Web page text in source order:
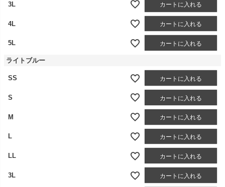
3L カートに入れる
4L カートに入れる
5L カートに入れる
ライトブルー
SS カートに入れる
S カートに入れる
M カートに入れる
L カートに入れる
LL カートに入れる
3L カートに入れる